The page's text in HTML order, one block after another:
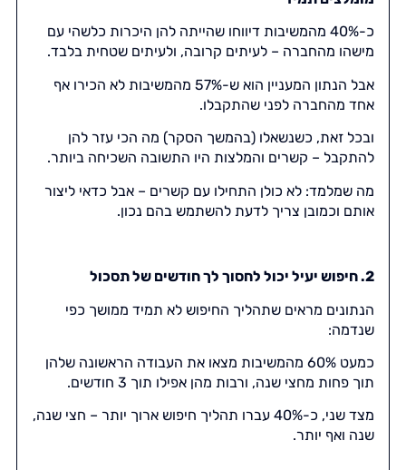
כ-40% מהמשיבות דיווחו שהייתה להן היכרות כלשהי עם
מישהו מהחברה – לעיתים קרובה, ולעיתים שטחית בלבד.
אבל הנתון המעניין הוא ש-57% מהמשיבות לא הכירו אף
אחד מהחברה לפני שהתקבלו.
ובכל זאת, כשנשאלו (בהמשך הסקר) מה הכי עזר להן
להתקבל – קשרים והמלצות היו התשובה השכיחה ביותר.
מה שמלמד: לא כולן התחילו עם קשרים – אבל כדאי ליצור
אותם וכמובן צריך לדעת להשתמש בהם נכון.
2. חיפוש יעיל יכול לחסוך לך חודשים של תסכול
הנתונים מראים שתהליך החיפוש לא תמיד ממושך כפי
שנדמה:
כמעט 60% מהמשיבות מצאו את העבודה הראשונה שלהן
תוך פחות מחצי שנה, ורבות מהן אפילו תוך 3 חודשים.
מצד שני, כ-40% עברו תהליך חיפוש ארוך יותר – חצי שנה,
שנה ואף יותר.